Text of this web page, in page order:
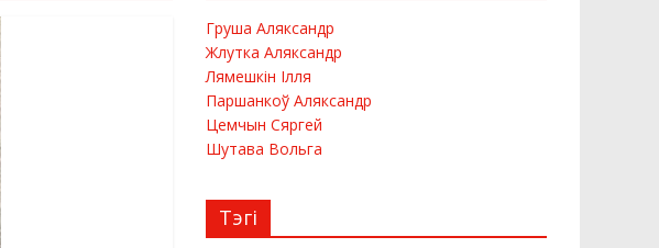
Груша Аляксандр
Жлутка Аляксандр
Лямешкiн Ілля
Паршанкоў Аляксандр
Цемчын Сяргей
Шутава Вольга
Тэгі